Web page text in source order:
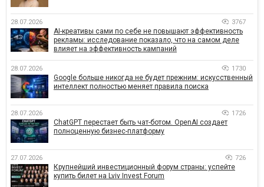
28.07.2026 3767
AI-креативы сами по себе не повышают эффективность
рекламы: исследование показало, что на самом деле
влияет на эффективность кампаний
28.07.2026 1730
Google больше никогда не будет прежним: искусственный
интеллект полностью меняет правила поиска
28.07.2026 1726
ChatGPT перестает быть чат-ботом. OpenAI создает
полноценную бизнес-платформу
27.07.2026 726
Крупнейший инвестиционный форум страны: успейте
купить билет на Lviv Invest Forum